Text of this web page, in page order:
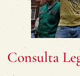
Consulta